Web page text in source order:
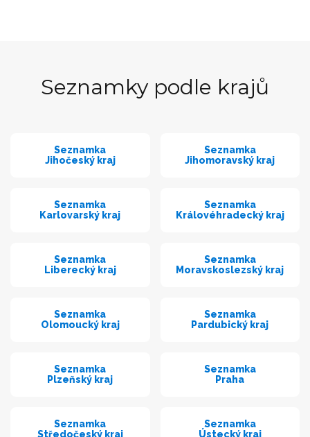
Seznamky podle krajů
Seznamka
Jihočeský kraj
Seznamka
Jihomoravský kraj
Seznamka
Karlovarský kraj
Seznamka
Královéhradecký kraj
Seznamka
Liberecký kraj
Seznamka
Moravskoslezský kraj
Seznamka
Olomoucký kraj
Seznamka
Pardubický kraj
Seznamka
Plzeňský kraj
Seznamka
Praha
Seznamka
Středočeský kraj
Seznamka
Ústecký kraj